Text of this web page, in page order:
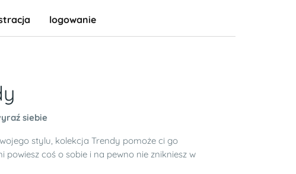
logowanie
siebie
stylu, kolekcja Trendy pomoże ci go
coś o sobie i na pewno nie znikniesz w